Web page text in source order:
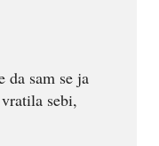
da sam se ja
sebi,